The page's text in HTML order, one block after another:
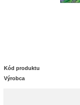
Kód produktu
Výrobca